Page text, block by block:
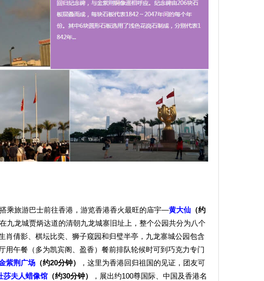
乘旅游巴士前往香港，游览香港香火最旺的庙宇—黄大仙 （约
九龙城贾炳达道的清朝九龙城寨旧址上，整个公园共分为八个
倩影、棋坛比奕、狮子窥园和归璧半亭，九龙寨城公园包含
午餐（多为凯宾阁、盈香）餐前排队轮候时可到巧克力专门
紫荆广场 （约20分钟）
，这里为香港回归祖国的见证，团友可
莎夫人蜡像馆 （约30分钟）
，展出约100尊国际、中国及香港名